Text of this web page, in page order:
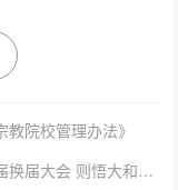
院校管理办法》
下一篇：厦门市南普陀义工服务社召开第二届换届大会 则悟大和尚出席并讲话